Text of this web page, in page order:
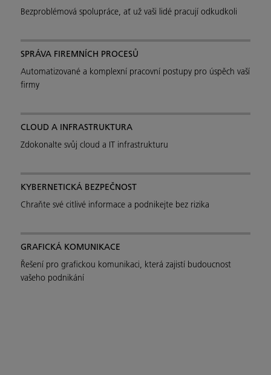
Bezproblémová spolupráce, ať už vaši lidé pracují odkudkoli
SPRÁVA FIREMNÍCH PROCESŮ
Automatizované a komplexní pracovní postupy pro úspěch vaší
firmy
CLOUD A INFRASTRUKTURA
Zdokonalte svůj cloud a IT infrastrukturu
KYBERNETICKÁ BEZPEČNOST
Chraňte své citlivé informace a podnikejte bez rizika
GRAFICKÁ KOMUNIKACE
Řešení pro grafickou komunikaci, která zajistí budoucnost
vašeho podnikání